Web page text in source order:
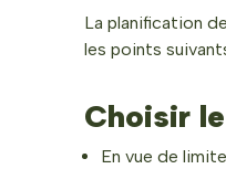
La planification
les points
Choisir
En vue de